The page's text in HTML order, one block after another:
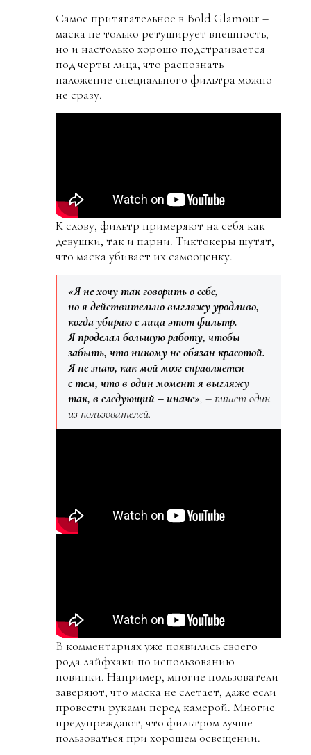
Самое притягательное в Bold Glamour –
маска не только ретуширует внешность,
но и настолько хорошо подстраивается
под черты лица, что распознать
наложение специального фильтра можно
не сразу.
К слову, фильтр примеряют на себя как
девушки, так и парни. Тиктокеры шутят,
что маска убивает их самооценку.
«Я не хочу так говорить о себе,
но я действительно выгляжу уродливо,
когда убираю с лица этот фильтр.
Я проделал большую работу, чтобы
забыть, что никому не обязан красотой.
Я не знаю, как мой мозг справляется
с тем, что в один момент я выгляжу
так, в следующий – иначе», – пишет один
из пользователей.
В комментариях уже появились своего
рода лайфхаки по использованию
новинки. Например, многие пользователи
заверяют, что маска не слетает, даже если
провести руками перед камерой. Многие
предупреждают, что фильтром лучше
пользоваться при хорошем освещении.